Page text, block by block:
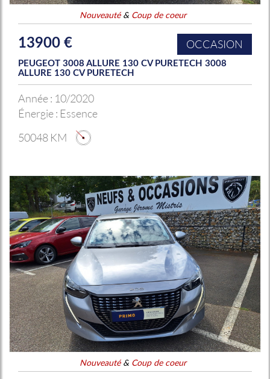
Nouveauté& Coup de coeur
13900 € OCCASION
PEUGEOT 3008 ALLURE 130 CV PURETECH 3008
ALLURE 130 CV PURETECH
Année : 10/2020
Énergie : Essence
50048 KM
Nouveauté& Coup de coeur